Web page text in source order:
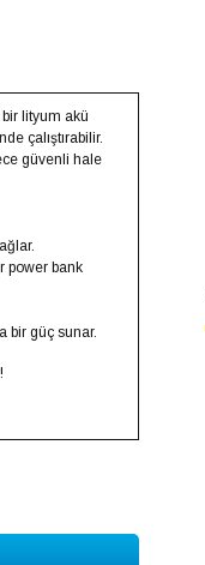
lityum akü
çalıştırabilir.
güvenli hale
power bank
bir güç sunar.